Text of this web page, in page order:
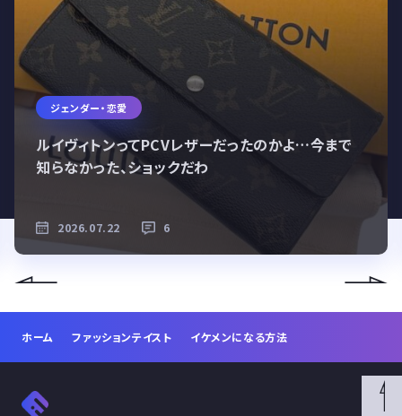
ジェンダー・恋愛
ルイヴィトンってPCVレザーだったのかよ…今まで
知らなかった、ショックだわ
2026.07.22 6
ホーム ファッションテイスト イケメンになる方法